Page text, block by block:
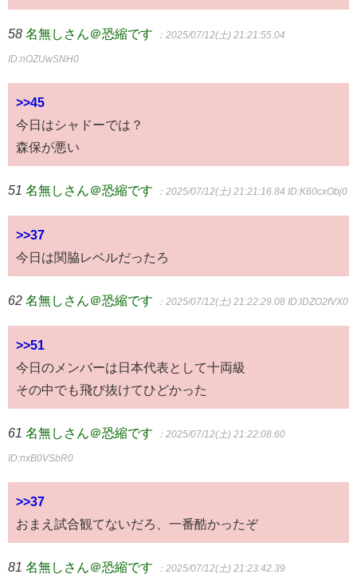
58 名無しさん＠恐縮です ：2025/07/12(土) 21:21:55.04
ID:nOZUwSNH0
>>45
今日はシャドーでは？
森保が悪い
51 名無しさん＠恐縮です ：2025/07/12(土) 21:21:16.84 ID:K60cxObj0
>>37
今日は関脇レベルだったろ
62 名無しさん＠恐縮です ：2025/07/12(土) 21:22:29.08 ID:lDZO2fVX0
>>51
今日のメンバーは日本代表として十両級
その中でも飛び抜けてひどかった
61 名無しさん＠恐縮です ：2025/07/12(土) 21:22:08.60
ID:nxB0VSbR0
>>37
おまえ試合観てないだろ、一番酷かったぞ
81 名無しさん＠恐縮です ：2025/07/12(土) 21:23:42.39